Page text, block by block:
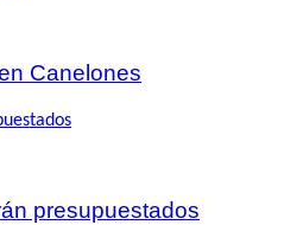
Canelones
presupuestados